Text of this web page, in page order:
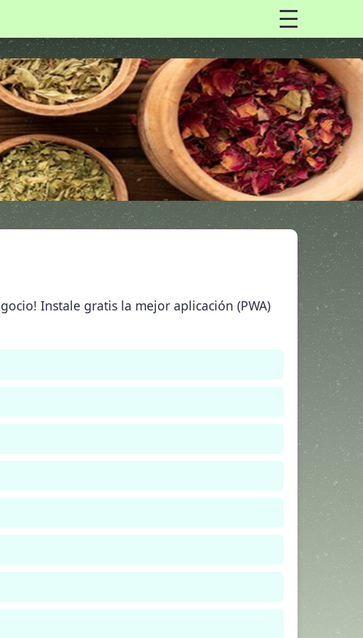
Instale gratis la mejor aplicación (PWA)